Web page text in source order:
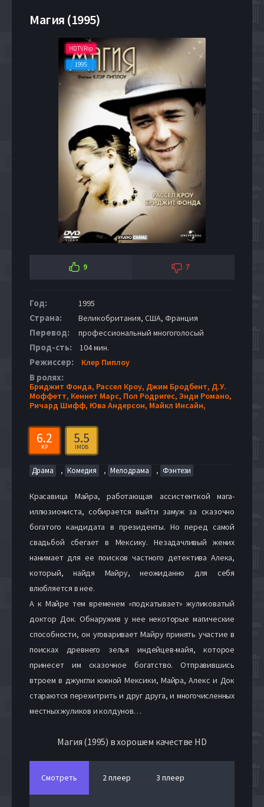
Магия (1995)
HDTVRip
1995
9 7
Год: 1995
Страна: Великобритания, США, Франция
Перевод: профессиональный многоголосый
Прод-сть: 104 мин.
Режиссер: Клер Пиплоу
В ролях:
Бриджит Фонда, Рассел Кроу, Джим Бродбент, Д.У.
Моффетт, Кеннет Марс, Пол Родригес, Энди Романо,
Ричард Шифф, Юва Андерсон, Майкл Инсайн,
6.2
KP
5.5
IMDB
Драма , Комедия , Мелодрама , Фэнтези
Красавица Майра, работающая ассистенткой мага-
иллюзиониста, собирается выйти замуж за сказочно
богатого кандидата в президенты. Но перед самой
свадьбой сбегает в Мексику. Незадачливый жених
нанимает для ее поисков частного детектива Алека,
который, найдя Майру, неожиданно для себя
влюбляется в нее.
А к Майре тем временем «подкатывает» жуликоватый
доктор Док. Обнаружив у нее некоторые магические
способности, он уговаривает Майру принять участие в
поисках древнего зелья индейцев-майя, которое
принесет им сказочное богатство. Отправившись
втроем в джунгли южной Мексики, Майра, Алекс и Док
стараются перехитрить и друг друга, и многочисленных
местных жуликов и колдунов…
Магия (1995) в хорошем качестве HD
Смотреть 2 плеер 3 плеер